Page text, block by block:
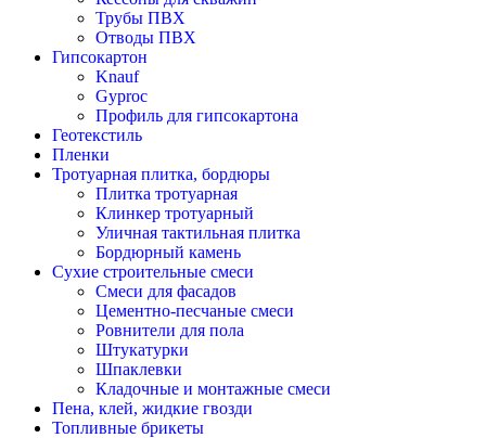
Трубы ПВХ
Отводы ПВХ
Гипсокартон
Knauf
Gyproc
Профиль для гипсокартона
Геотекстиль
Пленки
Тротуарная плитка, бордюры
Плитка тротуарная
Клинкер тротуарный
Уличная тактильная плитка
Бордюрный камень
Сухие строительные смеси
Смеси для фасадов
Цементно-песчаные смеси
Ровнители для пола
Штукатурки
Шпаклевки
Кладочные и монтажные смеси
Пена, клей, жидкие гвозди
Топливные брикеты